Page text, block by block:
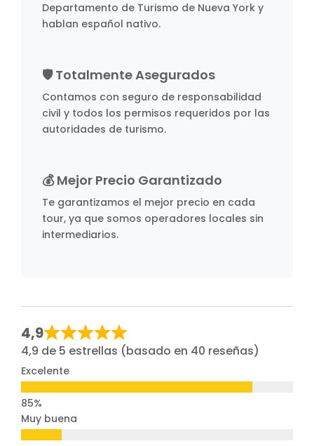
Departamento de Turismo de Nueva York y
hablan español nativo.
🛡️ Totalmente Asegurados
Contamos con seguro de responsabilidad
civil y todos los permisos requeridos por las
autoridades de turismo.
💰 Mejor Precio Garantizado
Te garantizamos el mejor precio en cada
tour, ya que somos operadores locales sin
intermediarios.
4,9
4,9 de 5 estrellas (basado en 40 reseñas)
Excelente
Muy buena